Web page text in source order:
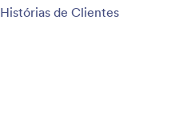
Histórias de Clientes